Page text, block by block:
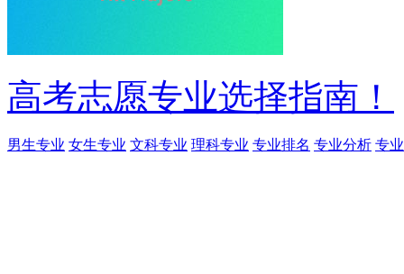
高考志愿专业选择指南！
男生专业 女生专业 文科专业 理科专业 专业排名 专业分析 专